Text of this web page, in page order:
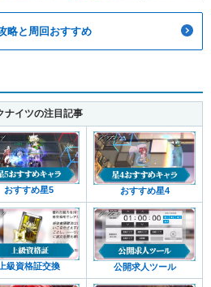
略と周回おすすめ
ナイツの注目記事
おすすめ星5 おすすめ星4
級資格証交換 公開求人ツール